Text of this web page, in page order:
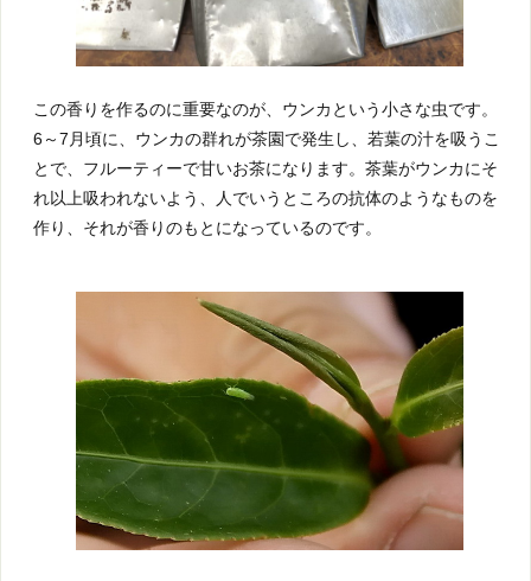
この香りを作るのに重要なのが、ウンカという小さな虫です。
6～7月頃に、ウンカの群れが茶園で発生し、若葉の汁を吸うこ
とで、フルーティーで甘いお茶になります。茶葉がウンカにそ
れ以上吸われないよう、人でいうところの抗体のようなものを
作り、それが香りのもとになっているのです。